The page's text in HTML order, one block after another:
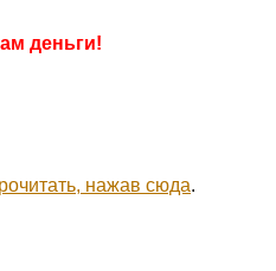
деньги!
нажав сюда.